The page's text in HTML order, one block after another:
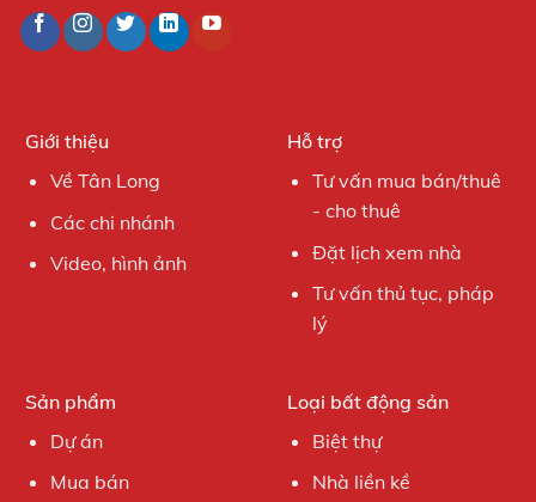
Giới thiệu
Về Tân Long
Các chi nhánh
Video, hình ảnh
Hỗ trợ
Tư vấn mua bán/thuê
- cho thuê
Đặt lịch xem nhà
Tư vấn thủ tục, pháp
lý
Sản phẩm
Dự án
Mua bán
Loại bất động sản
Biệt thự
Nhà liền kề